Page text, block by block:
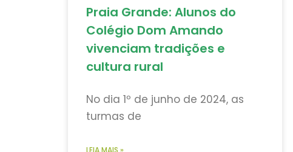
Praia Grande: Alunos do
Colégio Dom Amando
vivenciam tradições e
cultura rural
No dia 1º de junho de 2024, as
turmas de